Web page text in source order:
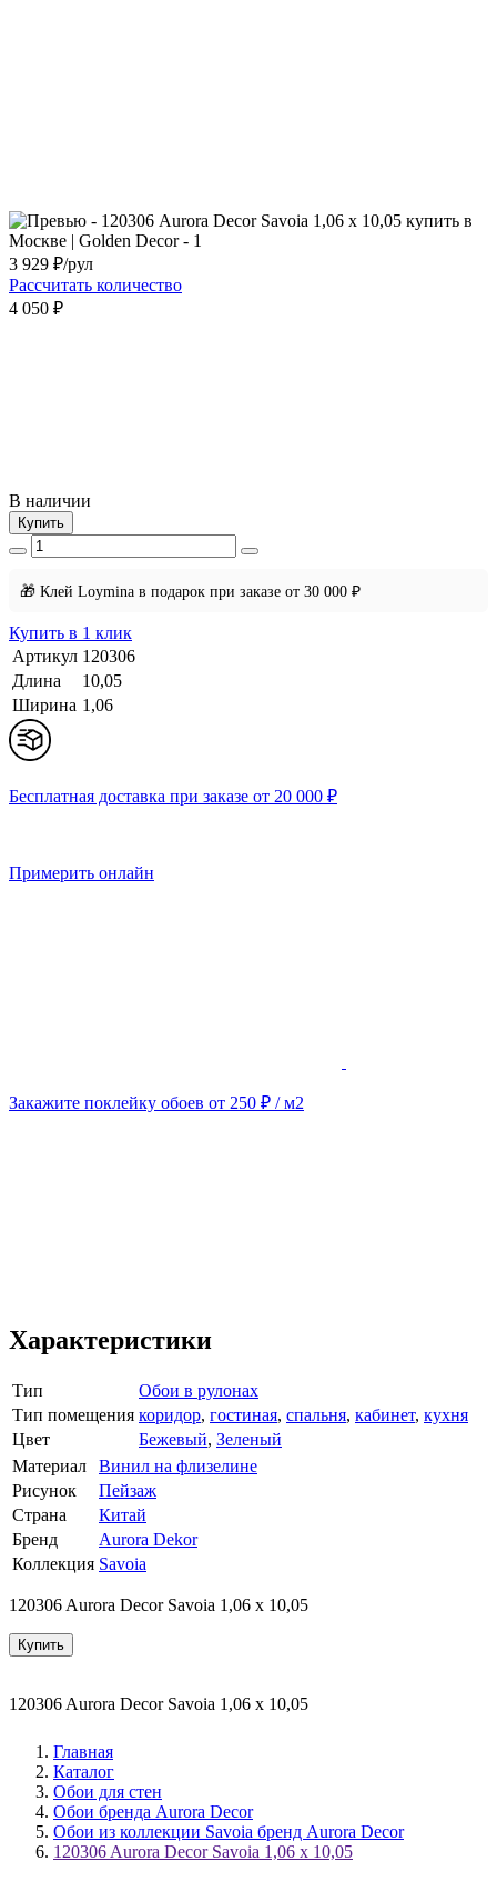
3 929 ₽/рул
Рассчитать количество
4 050 ₽
В наличии
Купить
🎁 Клей Loymina в подарок при заказе от 30 000 ₽
Купить в 1 клик
Артикул 120306
Длина
10,05
Ширина 1,06
Бесплатная доставка при заказе от 20 000 ₽
Примерить онлайн
Закажите поклейку обоев от 250 ₽ / м2
Характеристики
Тип
Обои в рулонах
Тип помещения коридор, гостиная, спальня, кабинет, кухня
Цвет
Бежевый, Зеленый
Материал
Винил на флизелине
Рисунок
Пейзаж
Страна
Китай
Бренд
Aurora Dekor
Коллекция Savoia
120306 Aurora Decor Savoia 1,06 х 10,05
Купить
120306 Aurora Decor Savoia 1,06 х 10,05
Главная
Каталог
Обои для стен
Обои бренда Aurora Decor
Обои из коллекции Savoia бренд Aurora Decor
120306 Aurora Decor Savoia 1,06 х 10,05